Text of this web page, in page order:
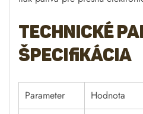
Technické
špecifikácia
Parameter
Hodnota